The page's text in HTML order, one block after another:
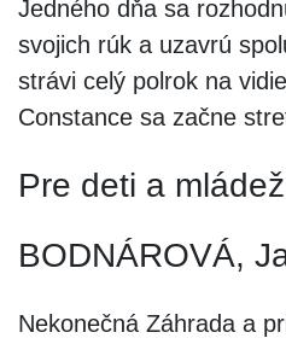
Jedného dňa sa
svojich rúk a uzavrú
strávi celý polrok na
Constance sa začne
Pre deti a mládež
BODNÁROVÁ,
Nekonečná Záhrada a